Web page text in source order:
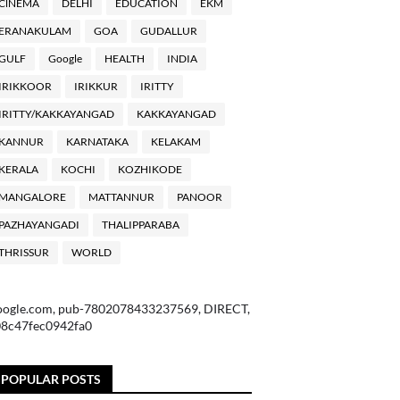
DELHI EDUCATION EKM
GOA GUDALLUR
Google HEALTH INDIA
IRIKKUR IRITTY
KAKKAYANGAD KAKKAYANGAD
KARNATAKA KELAKAM
KOCHI KOZHIKODE
MATTANNUR PANOOR
THALIPPARABA
WORLD
pub-7802078433237569, DIRECT,
POPULAR POSTS